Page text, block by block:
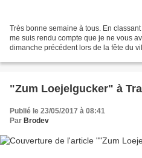
Très bonne semaine à tous. En
me suis rendu compte que je ne vous
dimanche précédent lors de la fête du
"Zum Loejelgucker" à
Publié le 23/05/2017 à 08:41
Par Brodev